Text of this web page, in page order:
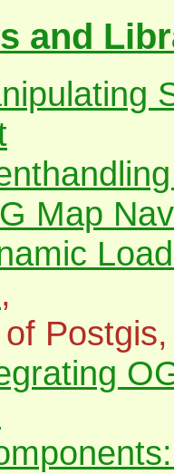
and
Map
,